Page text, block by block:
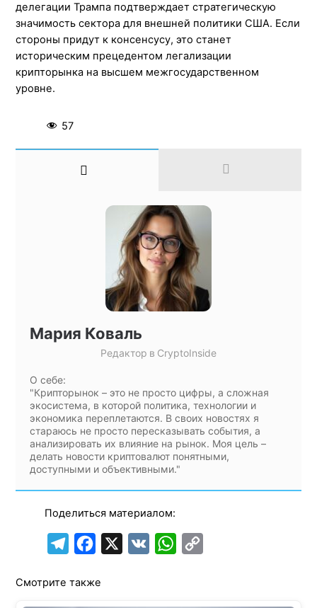
делегации Трампа подтверждает стратегическую
значимость сектора для внешней политики США. Если
стороны придут к консенсусу, это станет
историческим прецедентом легализации
крипторынка на высшем межгосударственном
уровне.
57
Мария Коваль
Редактор в CryptoInside
О себе:
"Крипторынок – это не просто цифры, а сложная
экосистема, в которой политика, технологии и
экономика переплетаются. В своих новостях я
стараюсь не просто пересказывать события, а
анализировать их влияние на рынок. Моя цель –
делать новости криптовалют понятными,
доступными и объективными."
Поделиться материалом:
l
c
W
Смотрите также